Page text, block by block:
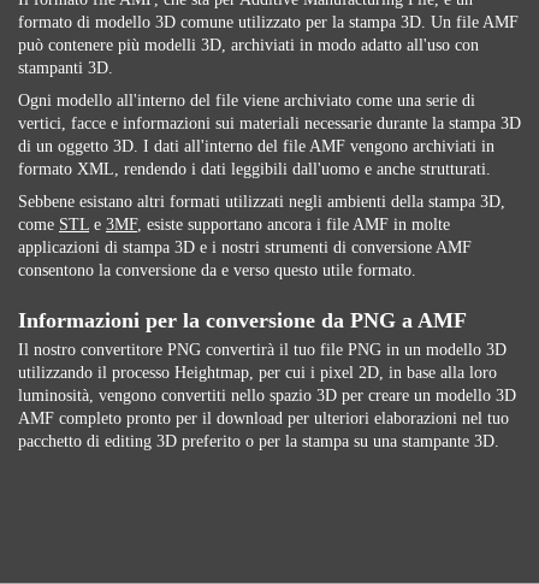
formato di modello 3D comune utilizzato per la stampa 3D. Un file AMF
può contenere più modelli 3D, archiviati in modo adatto all'uso con
stampanti 3D.
Ogni modello all'interno del file viene archiviato come una serie di
vertici, facce e informazioni sui materiali necessarie durante la stampa 3D
di un oggetto 3D. I dati all'interno del file AMF vengono archiviati in
formato XML, rendendo i dati leggibili dall'uomo e anche strutturati.
Sebbene esistano altri formati utilizzati negli ambienti della stampa 3D,
come STL e 3MF, esiste supportano ancora i file AMF in molte
applicazioni di stampa 3D e i nostri strumenti di conversione AMF
consentono la conversione da e verso questo utile formato.
Informazioni per la conversione da PNG a AMF
Il nostro convertitore PNG convertirà il tuo file PNG in un modello 3D
utilizzando il processo Heightmap, per cui i pixel 2D, in base alla loro
luminosità, vengono convertiti nello spazio 3D per creare un modello 3D
AMF completo pronto per il download per ulteriori elaborazioni nel tuo
pacchetto di editing 3D preferito o per la stampa su una stampante 3D.